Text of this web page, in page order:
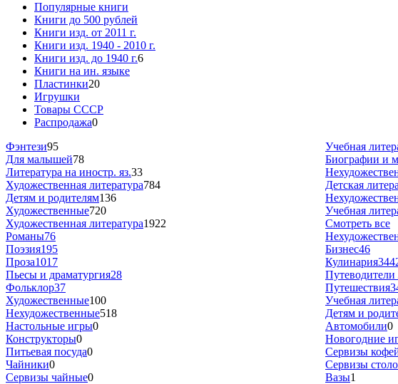
Популярные книги
Книги до 500 рублей
Книги изд. от 2011 г.
Книги изд. 1940 - 2010 г.
Книги изд. до 1940 г.6
Книги на ин. языке
Пластинки20
Игрушки
Товары СССР
Распродажа0
Фэнтези95
Для малышей78
Учебная
Биографии и
Литература на иностр. яз.33
Художественная литература784
Детская
Детям и родителям136
Художественные720
Учебная
Художественная литература1922
Романы76
Поэзия195
Проза1017
Пьесы и драматургия28
Фольклор37
Смотреть все
Бизнес46
Кулинария
Путеводители
Путешествия
Художественные100
Нехудожественные518
Учебная
Детям и
Настольные игры0
Конструкторы0
Автомобили0
Новогодние
Питьевая посуда0
Чайники0
Сервизы чайные0
Сервизы
Сервизы
Вазы1